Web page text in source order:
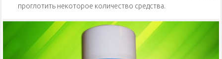
проглотить некоторое количество средства.